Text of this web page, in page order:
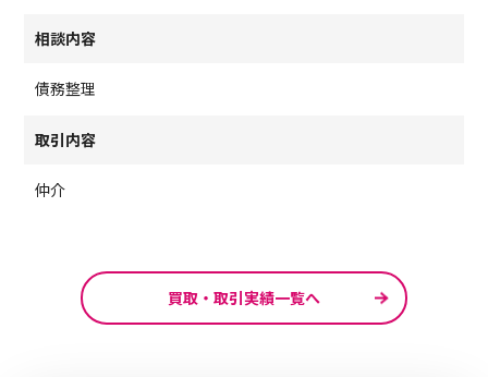
相談内容
債務整理
取引内容
仲介
買取・取引実績一覧へ